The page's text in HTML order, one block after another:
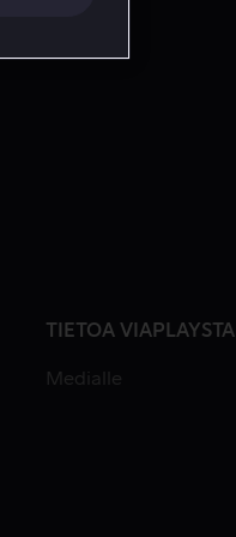
TIETOA VIAPLAYSTA
Medialle